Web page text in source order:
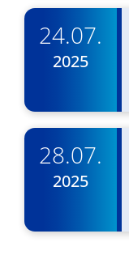
24.07.
2025
28.07.
2025